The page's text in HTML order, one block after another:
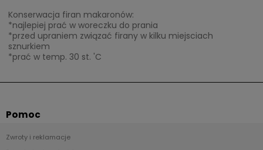
Konserwacja firan makaronów:
*najlepiej prać w woreczku do prania
*przed upraniem związać firany w kilku miejsciach
sznurkiem
*prać w temp. 30 st. 'C
Pomoc
Zwroty i reklamacje